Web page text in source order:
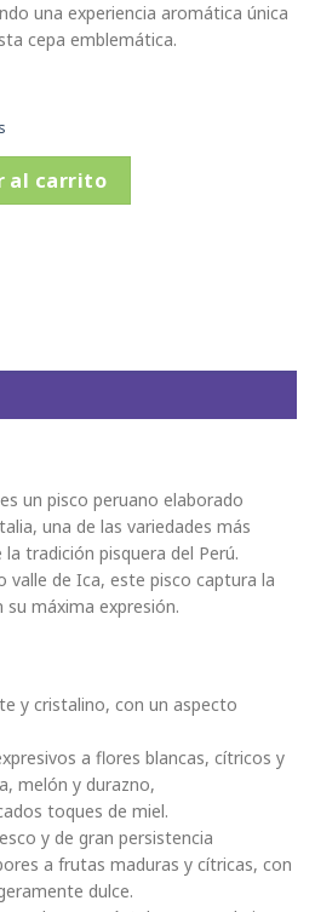
una experiencia aromática única
cepa emblemática.
x 700ml. cantidad
al carrito
es un pisco peruano elaborado
una de las variedades más
tradición pisquera del Perú.
valle de Ica, este pisco captura la
su máxima expresión.
y cristalino, con un aspecto
a flores blancas, cítricos y
melón y durazno,
toques de miel.
y de gran persistencia
a frutas maduras y cítricas, con
dulce.